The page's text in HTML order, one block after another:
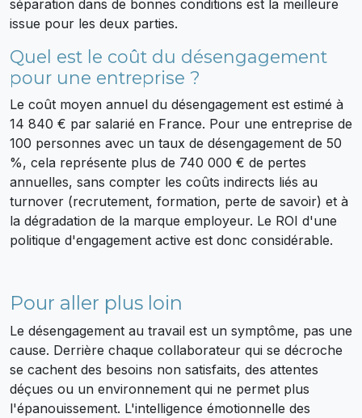
séparation dans de bonnes conditions est la meilleure
issue pour les deux parties.
Quel est le coût du désengagement
pour une entreprise ?
Le coût moyen annuel du désengagement est estimé à
14 840 € par salarié en France. Pour une entreprise de
100 personnes avec un taux de désengagement de 50
%, cela représente plus de 740 000 € de pertes
annuelles, sans compter les coûts indirects liés au
turnover (recrutement, formation, perte de savoir) et à
la dégradation de la marque employeur. Le ROI d'une
politique d'engagement active est donc considérable.
Pour aller plus loin
Le désengagement au travail est un symptôme, pas une
cause. Derrière chaque collaborateur qui se décroche
se cachent des besoins non satisfaits, des attentes
déçues ou un environnement qui ne permet plus
l'épanouissement. L'intelligence émotionnelle des